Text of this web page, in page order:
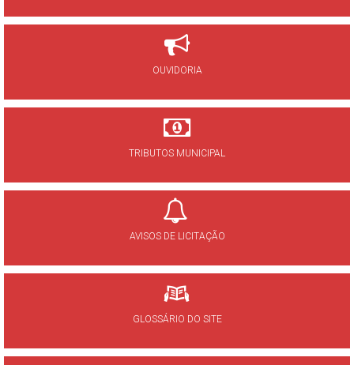
OUVIDORIA
TRIBUTOS MUNICIPAL
AVISOS DE LICITAÇÃO
GLOSSÁRIO DO SITE